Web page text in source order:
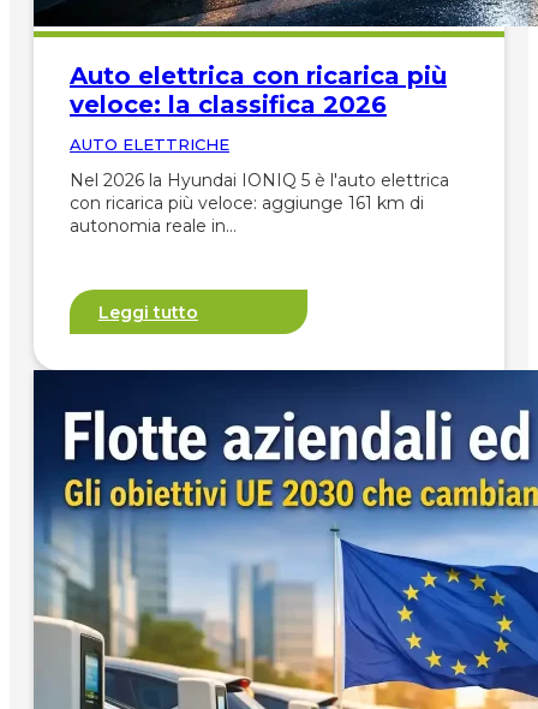
Auto elettrica con ricarica più
veloce: la classifica 2026
AUTO ELETTRICHE
Nel 2026 la Hyundai IONIQ 5 è l'auto elettrica
con ricarica più veloce: aggiunge 161 km di
autonomia reale in…
Leggi tutto